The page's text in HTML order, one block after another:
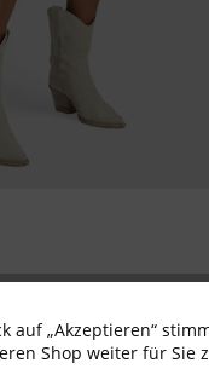
Newsletter
auf „Akzeptieren“
Shop weiter für